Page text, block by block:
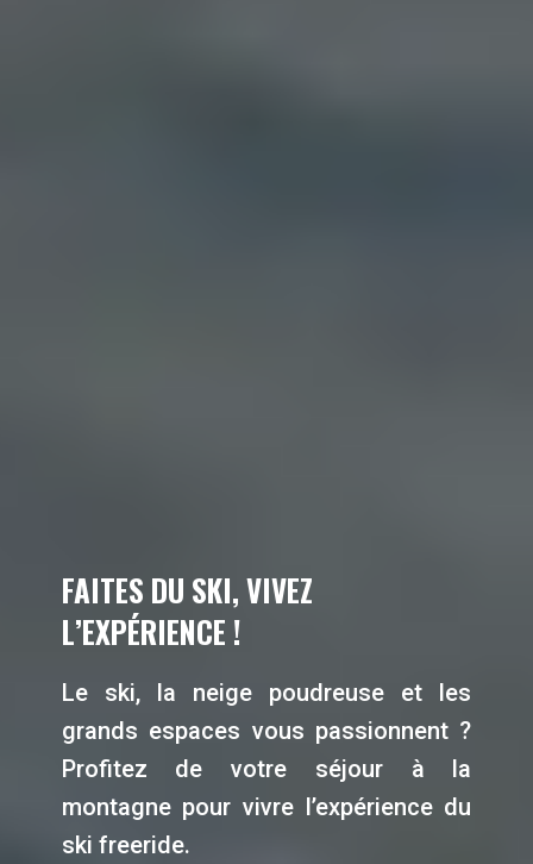
FAITES DU SKI, VIVEZ
L’EXPÉRIENCE !
Le ski, la neige poudreuse et les
grands espaces vous passionnent ?
Profitez de votre séjour à la
montagne pour vivre l’expérience du
ski freeride.